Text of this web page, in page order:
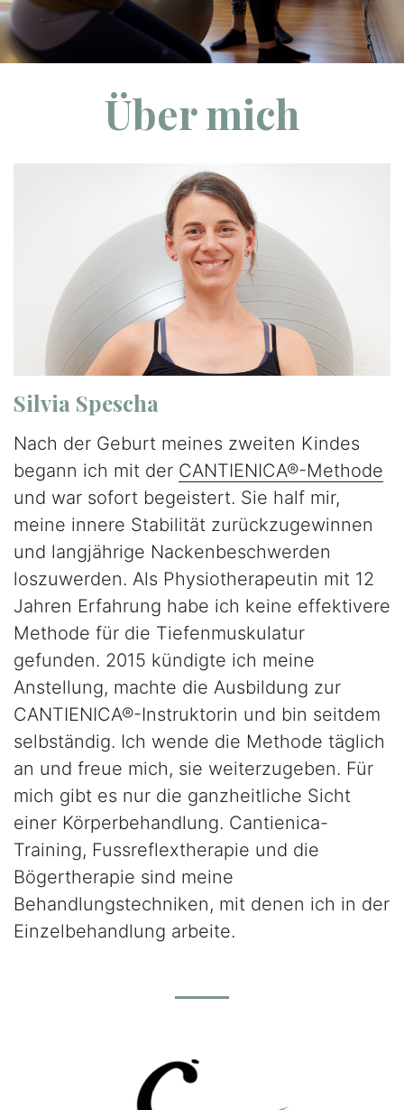
Über mich
Silvia Spescha
Nach der Geburt meines zweiten Kindes
begann ich mit der CANTIENICA®-Methode
und war sofort begeistert. Sie half mir,
meine innere Stabilität zurückzugewinnen
und langjährige Nackenbeschwerden
loszuwerden. Als Physiotherapeutin mit 12
Jahren Erfahrung habe ich keine effektivere
Methode für die Tiefenmuskulatur
gefunden. 2015 kündigte ich meine
Anstellung, machte die Ausbildung zur
CANTIENICA®-Instruktorin und bin seitdem
selbständig. Ich wende die Methode täglich
an und freue mich, sie weiterzugeben. Für
mich gibt es nur die ganzheitliche Sicht
einer Körperbehandlung. Cantienica-
Training, Fussreflextherapie und die
Bögertherapie sind meine
Behandlungstechniken, mit denen ich in der
Einzelbehandlung arbeite.